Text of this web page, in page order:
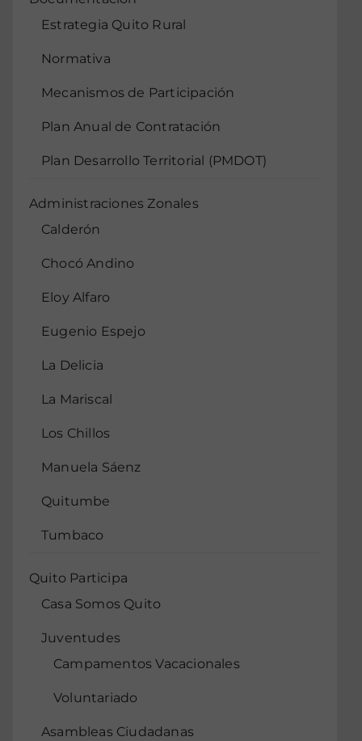
Estrategia Quito Rural
Normativa
Mecanismos de Participación
Plan Anual de Contratación
Plan Desarrollo Territorial (PMDOT)
Administraciones Zonales
Calderón
Chocó Andino
Eloy Alfaro
Eugenio Espejo
La Delicia
La Mariscal
Los Chillos
Manuela Sáenz
Quitumbe
Tumbaco
Quito Participa
Casa Somos Quito
Juventudes
Campamentos Vacacionales
Voluntariado
Asambleas Ciudadanas